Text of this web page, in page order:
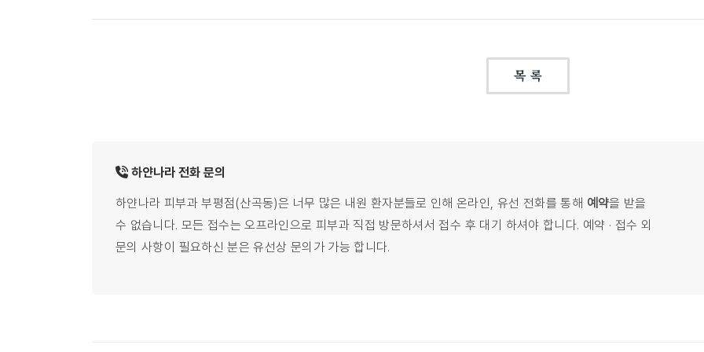
목 록
하얀나라 전화 문의
하얀나라 피부과 부평점(산곡동)은 너무 많은 내원 환자분들로 인해 온라인, 유선 전화를 통해 예약을 받을
수 없습니다. 모든 접수는 오프라인으로 피부과 직접 방문하셔서 접수 후 대기 하셔야 합니다. 예약 · 접수 외
문의 사항이 필요하신 분은 유선상 문의가 가능 합니다.